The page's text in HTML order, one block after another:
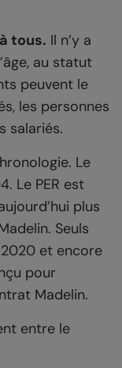
tous. Il n’y a
au statut
peuvent le
les personnes
salariés.
Le
Le PER est
plus
Seuls
et encore
pour
Madelin.
entre le